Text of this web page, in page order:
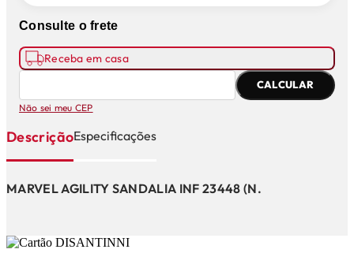
Consulte o frete
Receba em casa
CALCULAR
Não sei meu CEP
DescriçãoEspecificações
MARVEL AGILITY SANDALIA INF 23448 (N.